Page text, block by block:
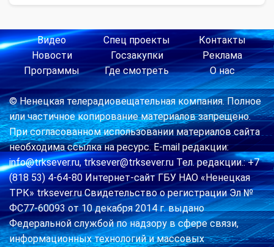
Видео
Новости
Программы
Спец проекты
Госзакупки
Где смотреть
Контакты
Реклама
О нас
© Ненецкая телерадиовещательная компания. Полное
или частичное копирование материалов запрещено.
При согласованном использовании материалов сайта
необходима ссылка на ресурс. E-mail редакции:
info@trksever.ru, trksever@trksever.ru Тел. редакции.: +7
(818 53) 4-64-80 Интернет-сайт ГБУ НАО «Ненецкая
ТРК» trksever.ru Свидетельство о регистрации Эл №
ФС77-60093 от 10 декабря 2014 г. выдано
Федеральной службой по надзору в сфере связи,
информационных технологий и массовых